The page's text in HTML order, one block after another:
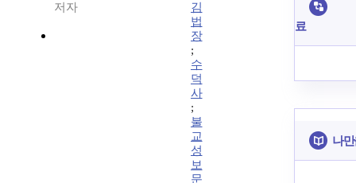
저자
김
법
장
;
수
덕
사
;
불
교
성
보
문
료
나